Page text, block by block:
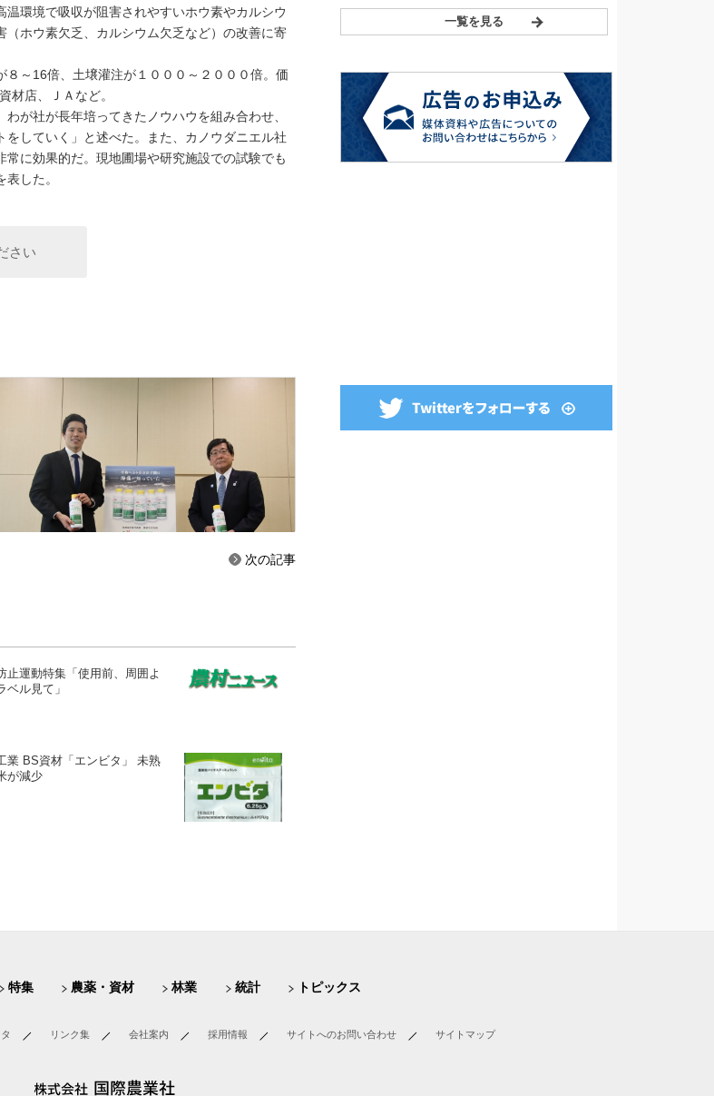
環境で吸収が阻害されやすいホウ素やカルシウ
ホウ素欠乏、カルシウム欠乏など）の改善に寄
～16倍、土壌灌注が１０００～２０００倍。価
材店、ＪＡなど。
が社が長年培ってきたノウハウを組み合わせ、
していく」と述べた。また、カノウダニエル社
に効果的だ。現地圃場や研究施設での試験でも
した。
さい
次の記事
止運動特集「使用前、周囲よ
ル見て」
業 BS資材「エンビタ」 未熟
が減少
一覧を見る
特集 農薬・資材 林業 統計 トピックス
リンク集 会社案内 採用情報 サイトへのお問い合わせ サイトマップ